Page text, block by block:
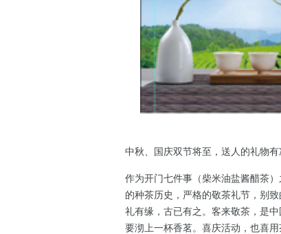
中秋、国庆双节将至，送人的礼物
作为开门七件事（柴米油盐酱醋茶
的种茶历史，严格的敬茶礼节，别
礼有缘，古已有之。客来敬茶，是
要沏上一杯香茗。喜庆活动，也喜